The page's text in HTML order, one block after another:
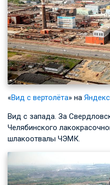
«Вид с вертолёта» на
Вид с запада. За
Челябинского
шлакоотвалы ЧЭМК.